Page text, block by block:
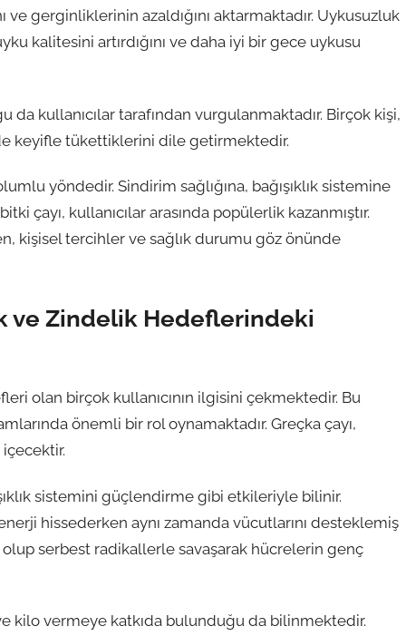
ve gerginliklerinin azaldığını aktarmaktadır. Uykusuzluk
kalitesini artırdığını ve daha iyi bir gece uykusu
da kullanıcılar tarafından vurgulanmaktadır. Birçok kişi,
keyifle tükettiklerini dile getirmektedir.
yöndedir. Sindirim sağlığına, bağışıklık sistemine
kullanıcılar arasında popülerlik kazanmıştır.
kişisel tercihler ve sağlık durumu göz önünde
ve Zindelik Hedeflerindeki
olan birçok kullanıcının ilgisini çekmektedir. Bu
önemli bir rol oynamaktadır. Greçka çayı,
sistemini güçlendirme gibi etkileriyle bilinir.
hissederken aynı zamanda vücutlarını desteklemiş
olup serbest radikallerle savaşarak hücrelerin genç
ve kilo vermeye katkıda bulunduğu da bilinmektedir.